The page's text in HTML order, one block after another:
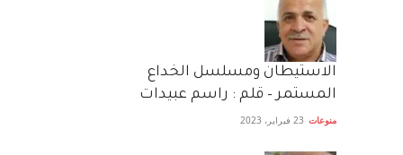
الاستيطان ومسلسل الخداع
المستمر – قلم : راسم عبيدات
منوعات 23 فبراير، 2023